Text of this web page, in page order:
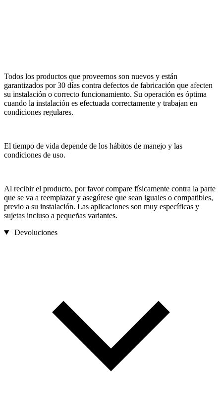
Todos los productos que proveemos son nuevos y están
garantizados por 30 días contra defectos de fabricación que afecten
su instalación o correcto funcionamiento. Su operación es óptima
cuando la instalación es efectuada correctamente y trabajan en
condiciones regulares.
El tiempo de vida depende de los hábitos de manejo y las
condiciones de uso.
Al recibir el producto, por favor compare físicamente contra la parte
que se va a reemplazar y asegúrese que sean iguales o compatibles,
previo a su instalación. Las aplicaciones son muy específicas y
sujetas incluso a pequeñas variantes.
Devoluciones